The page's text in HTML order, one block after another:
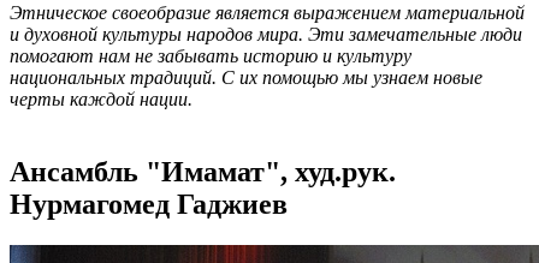
Этническое своеобразие является выражением материальной
и духовной культуры народов мира. Эти замечательные люди
помогают нам не забывать историю и культуру
национальных традиций. С их помощью мы узнаем новые
черты каждой нации.
Ансамбль "Имамат", худ.рук.
Нурмагомед Гаджиев